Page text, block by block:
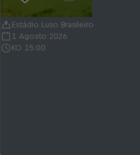
Estádio Luso Brasileiro
1 Agosto 2026
KO 15:00